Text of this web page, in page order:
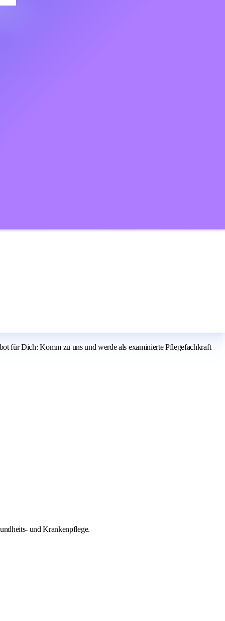
für Dich: Komm zu uns und werde als examinierte Pflegefachkraft
und Krankenpflege.